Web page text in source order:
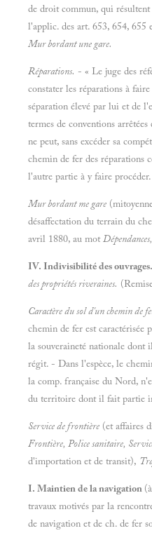
de droit commun, qui résultent
l'applic. des art. 653, 654,
Mur bordant une gare.
Réparations. - « Le juge des
constater les réparations à
séparation élevé par lui et de
termes de conventions
ne peut, sans excéder sa
chemin de fer des réparations
l'autre partie à y faire
Mur bordant me gare
désaffectation du terrain du
avril 1880, au motDépendances,
IV. Indivisibilité des ouvrages.
des propriétés riveraines.
Caractère du sol d'un chemin de
chemin de fer est caractérisée
la souveraineté nationale
régit. - Dans l'espèce, le
la comp. française du Nord,
du territoire dont il fait partie
Service de frontière (et affaires
Frontière, Police sanitaire,
d'importation et de transit),
I. Maintien de la navigation
travaux motivés par la
de navigation et de ch. de fer